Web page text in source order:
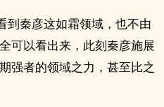
到秦彦这如霜领域，也不由
可以看出来，此刻秦彦施展
强者的领域之力，甚至比之